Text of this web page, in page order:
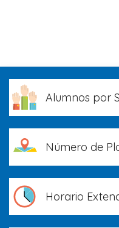
Alumnos por
Número de
Horario